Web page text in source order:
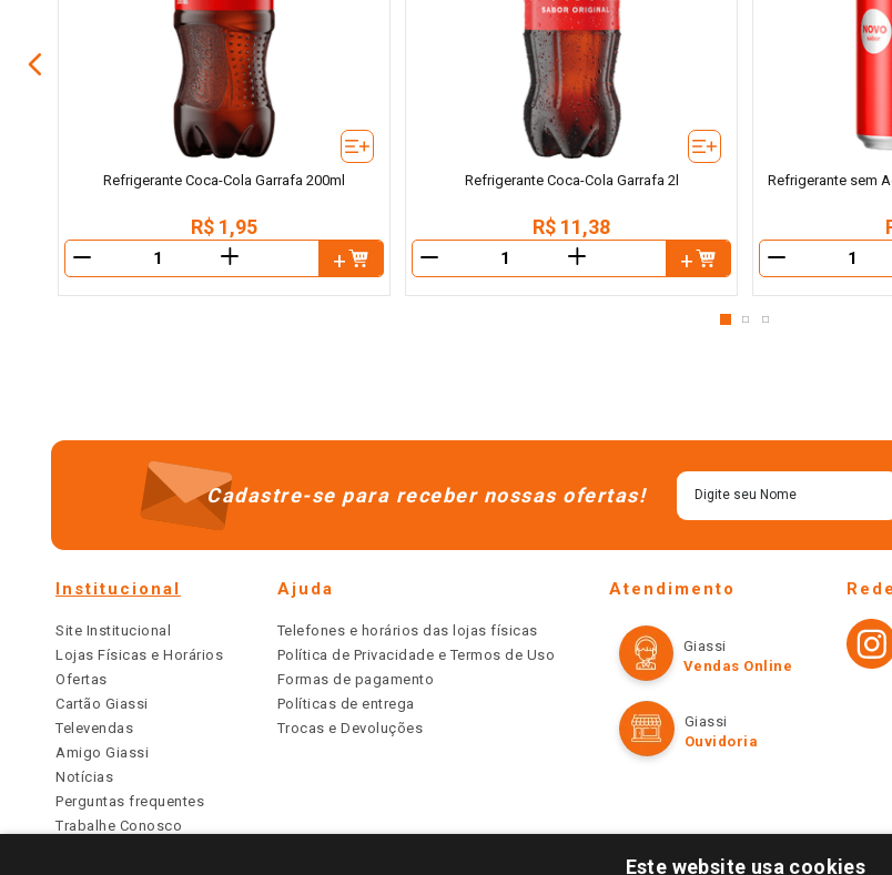
Refrigerante Coca-Cola Garrafa 200ml
R$ 1,95
＋
Refrigerante Coca-Cola Garrafa 2l
R$ 11,38
＋
Refrigerante sem
Cadastre-se para receber nossas ofertas!
Institucional
Site Institucional
Lojas Físicas e Horários
Ofertas
Cartão Giassi
Televendas
Amigo Giassi
Notícias
Perguntas frequentes
Trabalhe Conosco
Ajuda
Telefones e horários das lojas físicas
Política de Privacidade e Termos de Uso
Formas de pagamento
Políticas de entrega
Trocas e Devoluções
Atendimento
Giassi
Vendas Online
Giassi
Ouvidoria
Este website usa cookies